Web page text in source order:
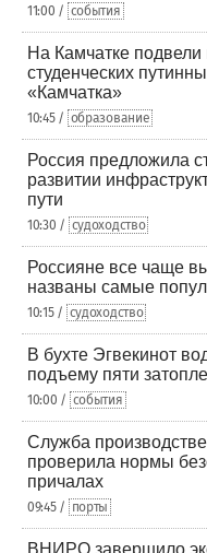
11:00 / события
На Камчатке подвели
студенческих
«Камчатка»
10:45 / образование
Россия предложила
развитии
пути
10:30 / судоходство
Россияне все чаще
названы самые
10:15 / судоходство
В бухте Эгвекинот
подъему пяти
10:00 / события
Служба
проверила нормы
причалах
09:45 / порты
ВНИРО завершило